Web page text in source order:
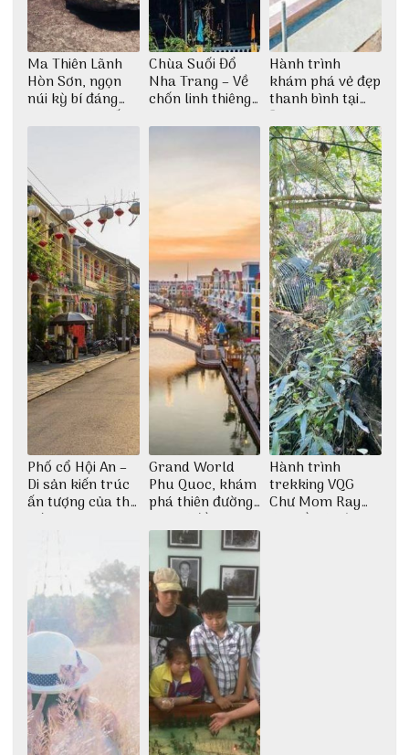
Ma Thiên Lãnh
Hòn Sơn, ngọn
núi kỳ bí đáng
khám phá nhất
Chùa Suối Đổ
Nha Trang – Về
chốn linh thiêng
thiền định
Hành trình
khám phá vẻ đẹp
thanh bình tại
Đảo Phú Quý
Phố cổ Hội An –
Di sản kiến trúc
ấn tượng của thế
giới
Grand World
Phu Quoc, khám
phá thiên đường
giải trí đầy sôi
động
Hành trình
trekking VQG
Chư Mom Ray
tìm về núi rừng